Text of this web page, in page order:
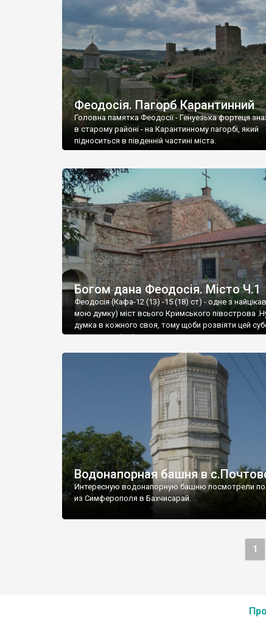
Феодосія. Пагорб Карантинний
Головна памятка Феодосії - Генуезька фортеця
в старому районі - на Карантинному пагорбі, який
підноситься в південній частині міста.
Богом дана Феодосія. Місто Ч.1
Феодосія (Кафа-12 (13) -15 (18) ст) - одне з
мою думку) міст всього Кримського півострова
думка в кожного своя, тому щоби розвіяти цей
запрошую відвідати це
Водонапорная башня в
Интересную водонапорную башню посмотрели по
из Симферополя в Бахчисарай.
1